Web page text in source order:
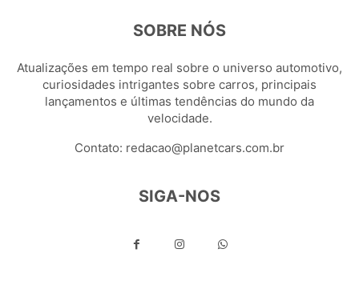
SOBRE NÓS
Atualizações em tempo real sobre o universo automotivo,
curiosidades intrigantes sobre carros, principais
lançamentos e últimas tendências do mundo da
velocidade.
Contato: redacao@planetcars.com.br
SIGA-NOS